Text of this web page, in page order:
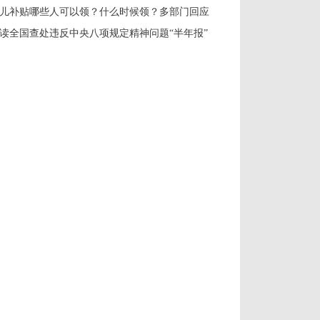
补贴哪些人可以领？什么时候领？多部门回应
全国查处违反中央八项规定精神问题“半年报”